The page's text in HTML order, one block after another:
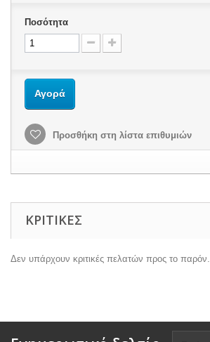
Ποσότητα
Αγορά
Προσθήκη στη λίστα επιθυμιών
ΚΡΙΤΙΚΈΣ
Δεν υπάρχουν κριτικές πελατών προς το παρόν.